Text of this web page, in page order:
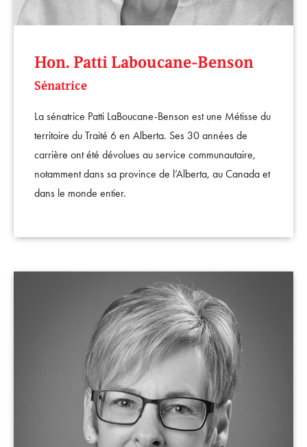
Hon. Patti Laboucane-Benson
Sénatrice
La sénatrice Patti LaBoucane-Benson est une Métisse du
territoire du Traité 6 en Alberta. Ses 30 années de
carrière ont été dévolues au service communautaire,
notamment dans sa province de l’Alberta, au Canada et
dans le monde entier.